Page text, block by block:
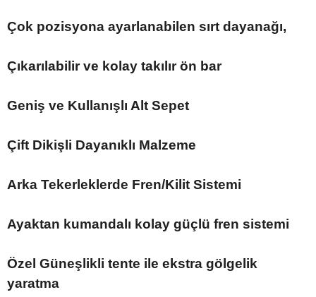
Çok pozisyona ayarlanabilen sırt dayanağı,
Çıkarılabilir ve kolay takılır ön bar
Geniş ve Kullanışlı Alt Sepet
Çift Dikişli Dayanıklı Malzeme
Arka Tekerleklerde Fren/Kilit Sistemi
Ayaktan kumandalı kolay güçlü fren sistemi
Özel Güneşlikli tente ile ekstra gölgelik
yaratma